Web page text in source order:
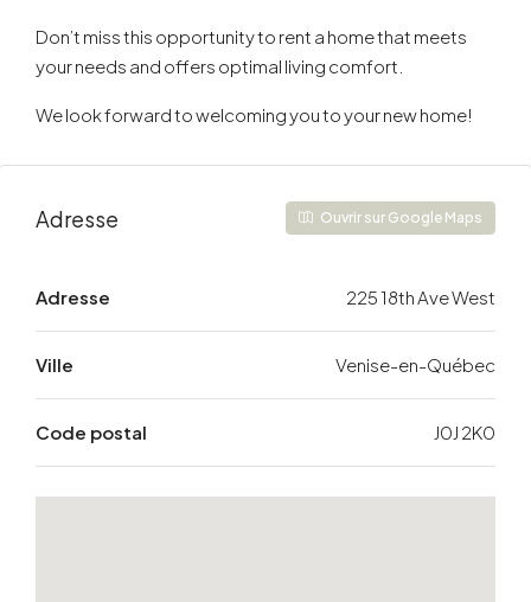
Don’t miss this opportunity to rent a home that meets
your needs and offers optimal living comfort.
We look forward to welcoming you to your new home!
Adresse Ouvrir sur Google Maps
Adresse 225 18th Ave West
Ville Venise-en-Québec
Code postal J0J 2K0